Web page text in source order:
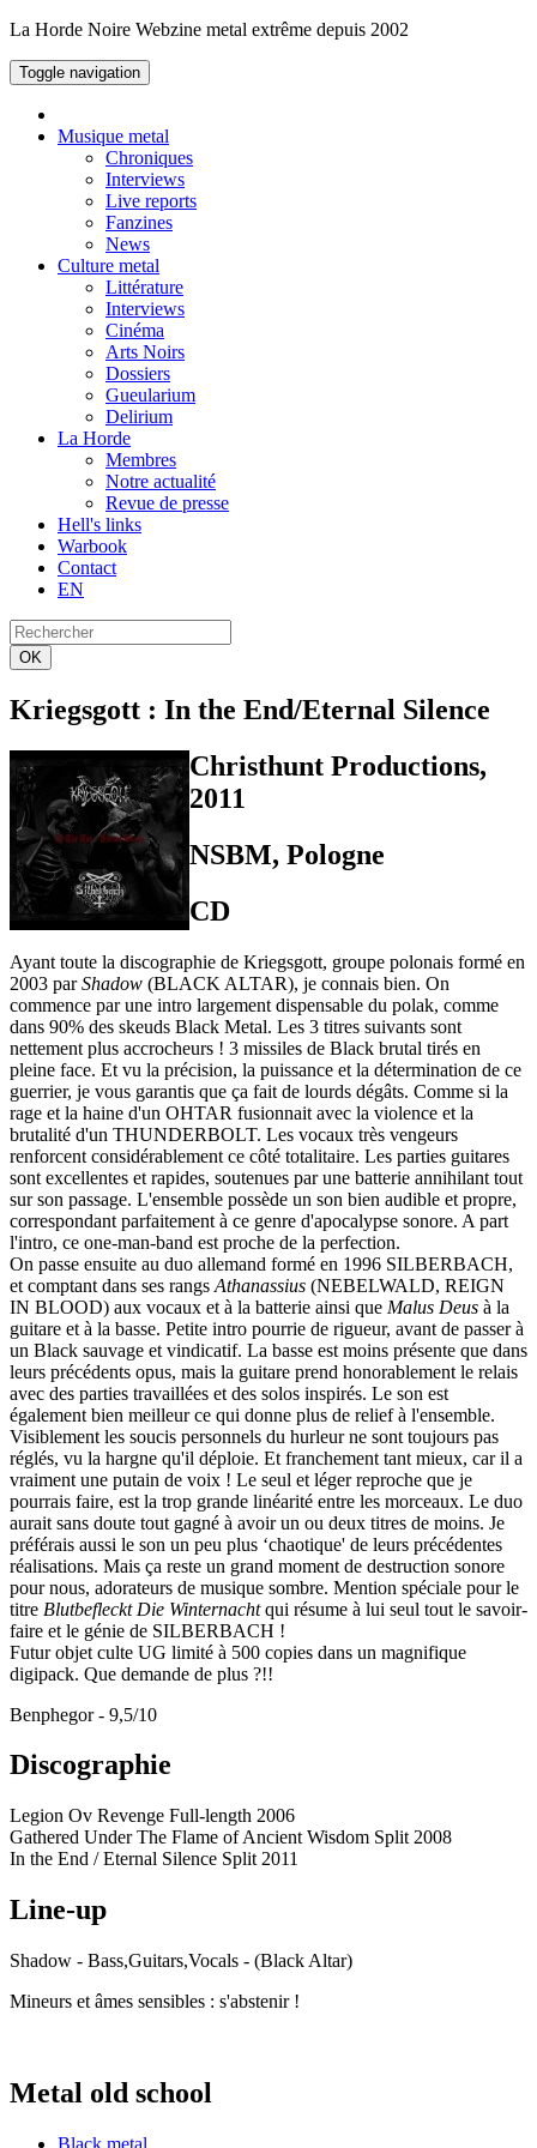
La Horde Noire Webzine metal extrême depuis 2002
Toggle navigation
Musique metal
Chroniques
Interviews
Live reports
Fanzines
News
Culture metal
Littérature
Interviews
Cinéma
Arts Noirs
Dossiers
Gueularium
Delirium
La Horde
Membres
Notre actualité
Revue de presse
Hell's links
Warbook
Contact
EN
OK
Kriegsgott : In the End/Eternal Silence
Christhunt Productions,
2011
NSBM, Pologne
CD
Ayant toute la discographie de Kriegsgott, groupe polonais formé en
2003 parShadow (BLACK ALTAR), je connais bien. On
commence par une intro largement dispensable du polak, comme
dans 90% des skeuds Black Metal. Les 3 titres suivants sont
nettement plus accrocheurs ! 3 missiles de Black brutal tirés en
pleine face. Et vu la précision, la puissance et la détermination de ce
guerrier, je vous garantis que ça fait de lourds dégâts. Comme si la
rage et la haine d'un OHTAR fusionnait avec la violence et la
brutalité d'un THUNDERBOLT. Les vocaux très vengeurs
renforcent considérablement ce côté totalitaire. Les parties guitares
sont excellentes et rapides, soutenues par une batterie annihilant tout
sur son passage. L'ensemble possède un son bien audible et propre,
correspondant parfaitement à ce genre d'apocalypse sonore. A part
l'intro, ce one-man-band est proche de la perfection.
On passe ensuite au duo allemand formé en 1996 SILBERBACH,
et comptant dans ses rangs Athanassius (NEBELWALD, REIGN
IN BLOOD) aux vocaux et à la batterie ainsi que Malus Deus à la
guitare et à la basse. Petite intro pourrie de rigueur, avant de passer à
un Black sauvage et vindicatif. La basse est moins présente que dans
leurs précédents opus, mais la guitare prend honorablement le relais
avec des parties travaillées et des solos inspirés. Le son est
également bien meilleur ce qui donne plus de relief à l'ensemble.
Visiblement les soucis personnels du hurleur ne sont toujours pas
réglés, vu la hargne qu'il déploie. Et franchement tant mieux, car il a
vraiment une putain de voix ! Le seul et léger reproche que je
pourrais faire, est la trop grande linéarité entre les morceaux. Le duo
aurait sans doute tout gagné à avoir un ou deux titres de moins. Je
préférais aussi le son un peu plus ‘chaotique' de leurs précédentes
réalisations. Mais ça reste un grand moment de destruction sonore
pour nous, adorateurs de musique sombre. Mention spéciale pour le
titre Blutbefleckt Die Winternachtqui résume à lui seul tout le savoir-
faire et le génie de SILBERBACH !
Futur objet culte UG limité à 500 copies dans un magnifique
digipack. Que demande de plus ?!!
Benphegor - 9,5/10
Discographie
Legion Ov Revenge Full-length 2006
Gathered Under The Flame of Ancient Wisdom Split 2008
In the End / Eternal Silence Split 2011
Line-up
Shadow - Bass,Guitars,Vocals - (Black Altar)
Mineurs et âmes sensibles : s'abstenir !
Metal old school
Black metal